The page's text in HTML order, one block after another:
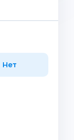
Нет